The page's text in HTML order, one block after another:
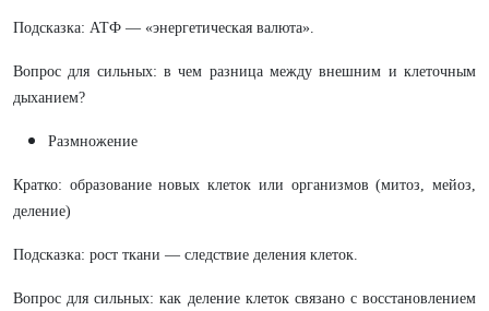
Подсказка: АТФ — «энергетическая валюта».
Вопрос для сильных: в чем разница между внешним и клеточным
дыханием?
Размножение
Кратко: образование новых клеток или организмов (митоз, мейоз,
деление)
Подсказка: рост ткани — следствие деления клеток.
Вопрос для сильных: как деление клеток связано с восстановлением